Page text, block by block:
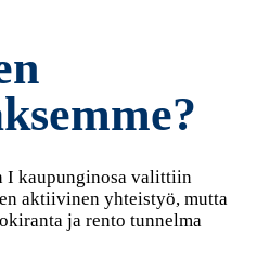
I kaupunginosa valittiin
aktiivinen yhteistyö, mutta
ja rento tunnelma